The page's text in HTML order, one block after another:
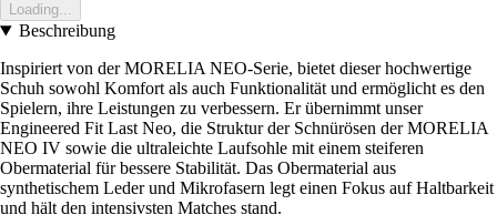
Loading...
Beschreibung
Inspiriert von der MORELIA NEO-Serie, bietet dieser hochwertige
Schuh sowohl Komfort als auch Funktionalität und ermöglicht es den
Spielern, ihre Leistungen zu verbessern. Er übernimmt unser
Engineered Fit Last Neo, die Struktur der Schnürösen der MORELIA
NEO IV sowie die ultraleichte Laufsohle mit einem steiferen
Obermaterial für bessere Stabilität. Das Obermaterial aus
synthetischem Leder und Mikrofasern legt einen Fokus auf Haltbarkeit
und hält den intensivsten Matches stand.